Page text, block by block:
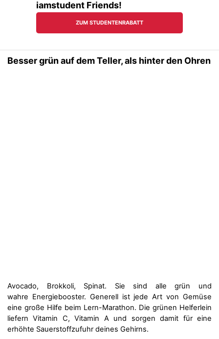
Besser grün auf dem Teller, als hinter den Ohren
Avocado, Brokkoli, Spinat. Sie sind alle grün und
wahre Energiebooster. Generell ist jede Art von Gemüse
eine große Hilfe beim Lern-Marathon. Die grünen Helferlein
liefern Vitamin C, Vitamin A und sorgen damit für eine
erhöhte Sauerstoffzufuhr deines Gehirns.